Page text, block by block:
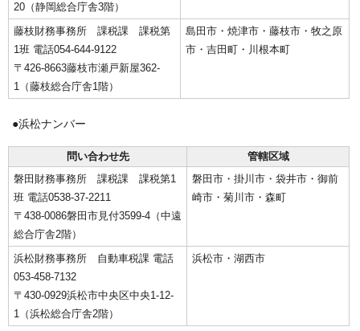
20（静岡総合庁舎3階）
藤枝財務事務所 課税課 課税第
1班 電話054-644-9122
〒426-8663藤枝市瀬戸新屋362-
1（藤枝総合庁舎1階）
島田市・焼津市・藤枝市・牧之原
市・吉田町・川根本町
●浜松ナンバー
問い合わせ先
管轄区域
磐田財務事務所 課税課 課税第1
班 電話0538-37-2211
〒438-0086磐田市見付3599-4（中遠
総合庁舎2階）
磐田市・掛川市・袋井市・御前
崎市・菊川市・森町
浜松財務事務所 自動車税課 電話
053-458-7132
〒430-0929浜松市中央区中央1-12-
1（浜松総合庁舎2階）
浜松市・湖西市